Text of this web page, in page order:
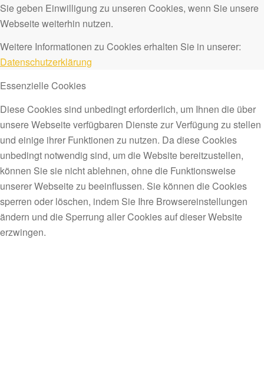
Sie geben Einwilligung zu unseren Cookies, wenn Sie unsere
Webseite weiterhin nutzen.
Weitere Informationen zu Cookies erhalten Sie in unserer:
Datenschutzerklärung
Essenzielle Cookies
Diese Cookies sind unbedingt erforderlich, um Ihnen die über
unsere Webseite verfügbaren Dienste zur Verfügung zu stellen
und einige ihrer Funktionen zu nutzen. Da diese Cookies
unbedingt notwendig sind, um die Website bereitzustellen,
können Sie sie nicht ablehnen, ohne die Funktionsweise
unserer Webseite zu beeinflussen. Sie können die Cookies
sperren oder löschen, indem Sie Ihre Browsereinstellungen
ändern und die Sperrung aller Cookies auf dieser Website
erzwingen.